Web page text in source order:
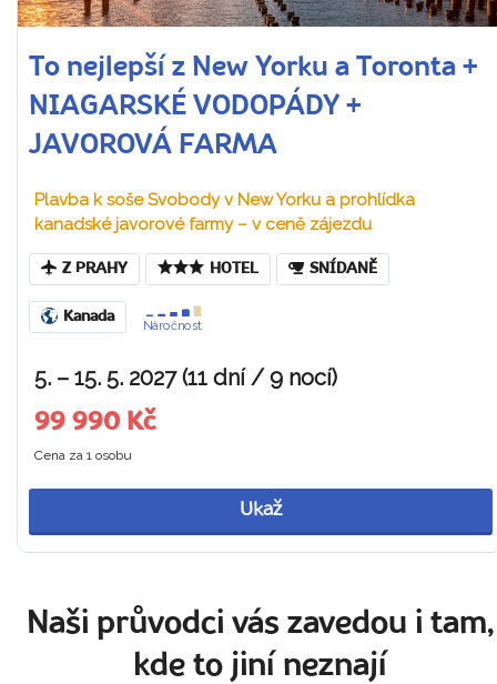
To nejlepší z New Yorku a Toronta +
NIAGARSKÉ VODOPÁDY +
JAVOROVÁ FARMA
Plavba k soše Svobody v New Yorku a prohlídka
kanadské javorové farmy – v ceně zájezdu
Z PRAHY HOTEL SNÍDANĚ
Kanada
Náročnost
5. – 15. 5. 2027 (11 dní / 9 nocí)
99 990 Kč
Cena za 1 osobu
Ukaž
Naši průvodci vás zavedou i tam,
kde to jiní neznají